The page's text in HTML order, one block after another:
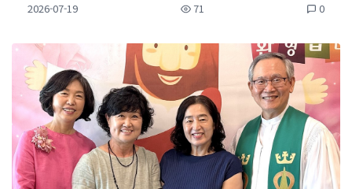
2026-07-19 71 0